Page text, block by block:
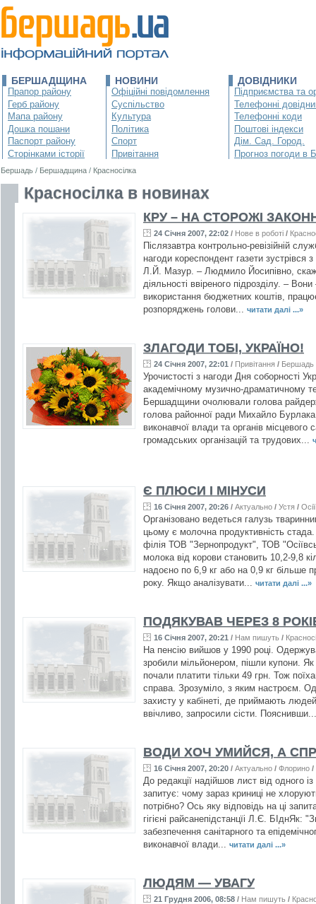
БЕРШАДЩИНА
Прапор району
Герб району
Мапа району
Дошка пошани
Паспорт району
Сторінками історії
НОВИНИ
Офіційні повідомлення
Суспільство
Культура
Політика
Спорт
Привітання
ДОВІДНИКИ
Підприємства та
Телефонні
Телефонні коди
Поштові індекси
Дім. Сад. Город.
Прогноз погоди в
Бершадь / Бершадщина / Красносілка
Красносілка в новинах
КРУ – НА СТОРОЖІ
24 Січня 2007, 22:02 / Нове в роботі /
Післязавтра контрольно-ревізійній
нагоди кореспондент газети
Л.Й. Мазур. – Людмило Йосипівно,
діяльності ввіреного підрозділу. –
використання бюджетних коштів,
розпоряджень голови... читати далі ...»
ЗЛАГОДИ ТОБІ, УКРАЇНО!
24 Січня 2007, 22:01 / Привітання / Бершадь
Урочистості з нагоди Дня соборності
академічному музично-драматичному
Бершадщини очолювали голова
голова районної ради Михайло
виконавчої влади та органів місцевого
громадських організацій та трудових...
Є ПЛЮСИ І МІНУСИ
16 Січня 2007, 20:26 / Актуально / Устя /
Організовано ведеться галузь
цьому є молочна продуктивність
філія ТОВ "Зернопродукт", ТОВ
молока від корови становить 10,2-9,8
надоєно по 6,9 кг або на 0,9 кг більше
року. Якщо аналізувати... читати далі ...»
ПОДЯКУВАВ ЧЕРЕЗ 8
16 Січня 2007, 20:21 / Нам пишуть /
На пенсію вийшов у 1990 році.
зробили мільйонером, пішли купони.
почали платити тільки 49 грн. Тож
справа. Зрозуміло, з яким настроєм.
захисту у кабінеті, де приймають
ввічливо, запросили сісти.
ВОДИ ХОЧ УМИЙСЯ, А
16 Січня 2007, 20:20 / Актуально / Флорино /
До редакції надійшов лист від одного
запитує: чому зараз криниці не
потрібно? Ось яку відповідь на ці
гігієні райсанепідстанцїі Л.Є. БІднЯк:
забезпечення санітарного та
виконавчої влади... читати далі ...»
ЛЮДЯМ — УВАГУ
21 Грудня 2006, 08:58 / Нам пишуть /